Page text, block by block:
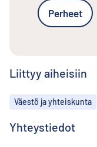
Perheet
Liittyy aiheisiin
Aiheet
Väestö ja yhteiskunta
Yhteystiedot